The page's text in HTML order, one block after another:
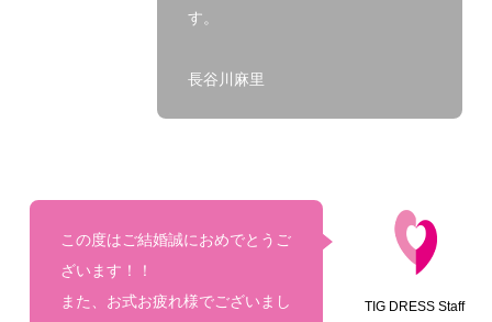
す。
長谷川麻里
TIG DRESS Staff
この度はご結婚誠におめでとうご
ざいます！！
また、お式お疲れ様でございまし